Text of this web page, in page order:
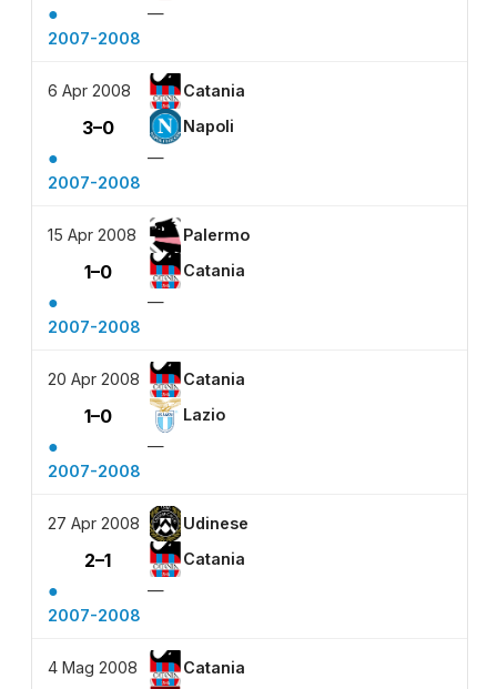
●
—
2007-2008
6 Apr 2008 Catania
3–0 Napoli
●
—
2007-2008
15 Apr 2008 Palermo
1–0 Catania
●
—
2007-2008
20 Apr 2008 Catania
1–0 Lazio
●
—
2007-2008
27 Apr 2008 Udinese
2–1 Catania
●
—
2007-2008
4 Mag 2008 Catania